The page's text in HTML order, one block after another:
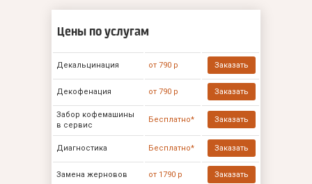
Цены по услугам
Декальцинация от 790 р Заказать
Декофенация от 790 р Заказать
Забор кофемашины
в сервис
Бесплатно* Заказать
Диагностика Бесплатно* Заказать
Замена жерновов от 1790 р Заказать